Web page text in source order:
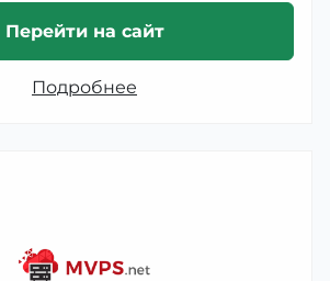
Перейти на сайт
Подробнее